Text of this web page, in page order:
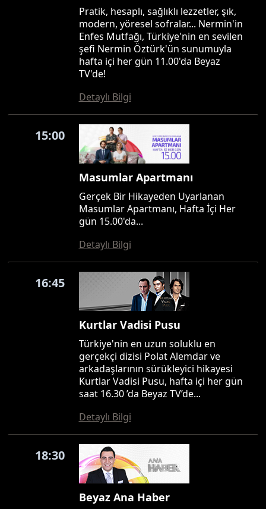
Pratik, hesaplı, sağlıklı lezzetler, şık,
modern, yöresel sofralar... Nermin'in
Enfes Mutfağı, Türkiye'nin en sevilen
şefi Nermin Öztürk'ün sunumuyla
hafta içi her gün 11.00'da Beyaz
TV'de!
Detaylı Bilgi
15:00
Masumlar Apartmanı
Gerçek Bir Hikayeden Uyarlanan
Masumlar Apartmanı, Hafta İçi Her
gün 15.00'da...
Detaylı Bilgi
16:45
Kurtlar Vadisi Pusu
Türkiye'nin en uzun soluklu en
gerçekçi dizisi Polat Alemdar ve
arkadaşlarının sürükleyici hikayesi
Kurtlar Vadisi Pusu, hafta içi her gün
saat 16.30 ’da Beyaz TV’de...
Detaylı Bilgi
18:30
Beyaz Ana Haber